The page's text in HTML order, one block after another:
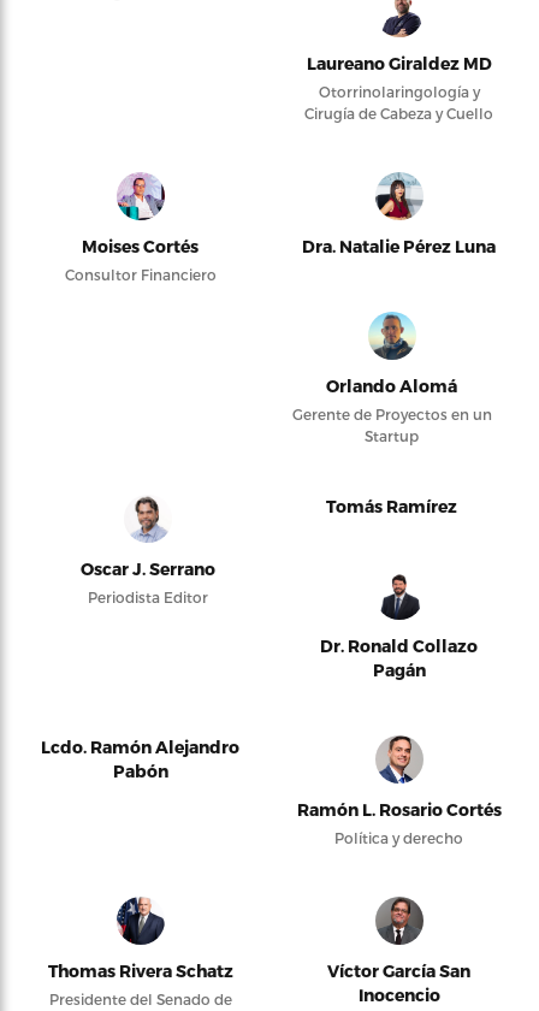
Laureano Giraldez MD
Otorrinolaringología y
Cirugía de Cabeza y Cuello
Moises Cortés
Consultor Financiero
Dra. Natalie Pérez Luna
Orlando Alomá
Gerente de Proyectos en un
Startup
Oscar J. Serrano
Periodista Editor
Tomás Ramírez
Dr. Ronald Collazo
Pagán
Lcdo. Ramón Alejandro
Pabón
Ramón L. Rosario Cortés
Política y derecho
Thomas Rivera Schatz
Presidente del Senado de
Víctor García San
Inocencio